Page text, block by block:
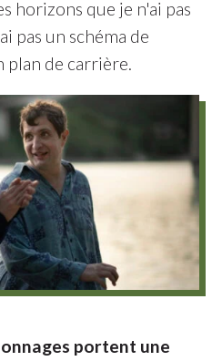
horizons que je n'ai pas
pas un schéma de
plan de carrière.
portent une